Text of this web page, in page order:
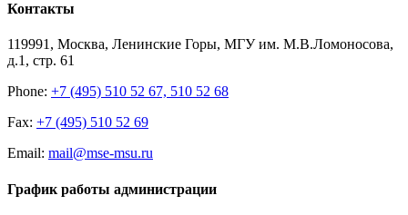
Контакты
119991, Москва, Ленинские Горы, МГУ им. М.В.Ломоносова,
д.1, стр. 61
Phone: +7 (495) 510 52 67, 510 52 68
Fax: +7 (495) 510 52 69
Email: mail@mse-msu.ru
График работы администрации